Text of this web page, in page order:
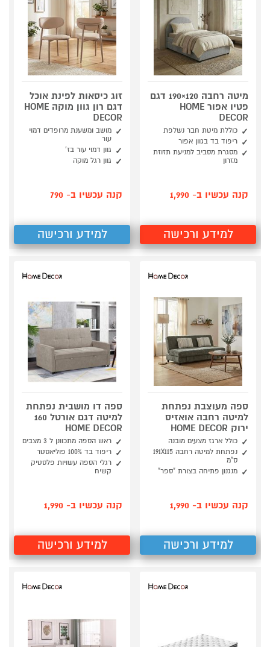
מיטה רחבה 120×190 דגם
פטיו אפור HOME
DECOR
כוללת מיטת חבר נשלפת
ריפוד בד בגוון אפור
מסגרת מסביב למניעת תזוזת
מזרון
קנה עכשיו ב- 1,990
למידע ורכישה
זוג כיסאות לפינת אוכל
דגם רון גוון מוקה HOME
DECOR
מושב ומשענת מרופדים דמוי
עור
גוון דמוי עור בז'
גוון רגל מוקה
קנה עכשיו ב- 790
למידע ורכישה
ספה מעוצבת נפתחת
למיטה רחבה אואזיס
ירוק HOME DECOR
כולל ארגז מצעים מובנה
נפתחת למיטה רחבה 191X115
ס"מ
מנגנון פתיחה בצורת "ספר"
קנה עכשיו ב- 1,990
למידע ורכישה
ספה דו מושבית נפתחת
למיטה דגם אורטל 160
HOME DECOR
ראש הספה מתכוונן ל 3 מצבים
ריפוד בד 100% פוליאסטר
רגלי הספה עשויות פלסטיק
קשיח
קנה עכשיו ב- 1,990
למידע ורכישה